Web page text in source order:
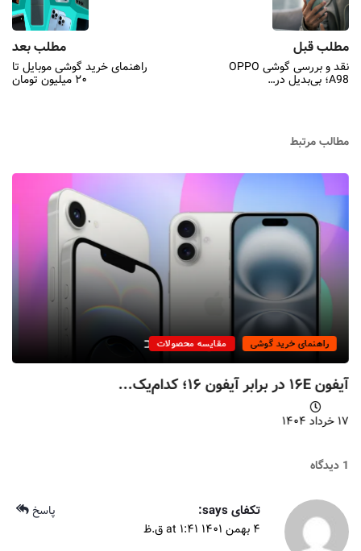
مطلب قبل
نقد و بررسی گوشی OPPO
A98؛ بی‌بدیل در…
مطلب بعد
راهنمای خرید گوشی موبایل تا
۲۰ میلیون تومان
مطالب مرتبط
راهنمای خرید گوشی مقایسه محصولات
آیفون ۱۶E در برابر آیفون ۱۶؛ کدام‌یک...
۱۷ خرداد ۱۴۰۴
1 دیدگاه
پاسخ تکفای says:
۴ بهمن ۱۴۰۱ at ۱:۴۱ ق.ظ